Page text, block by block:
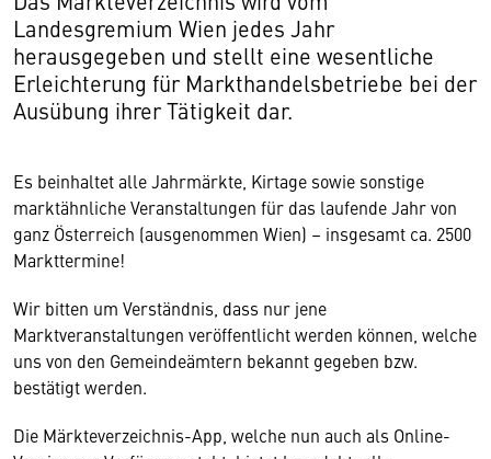
Landesgremium Wien jedes Jahr
herausgegeben und stellt eine wesentliche
Erleichterung für Markthandelsbetriebe bei der
Ausübung ihrer Tätigkeit dar.
Es beinhaltet alle Jahrmärkte, Kirtage sowie sonstige
marktähnliche Veranstaltungen für das laufende Jahr von
ganz Österreich (ausgenommen Wien) – insgesamt ca. 2500
Markttermine!
Wir bitten um Verständnis, dass nur jene
Marktveranstaltungen veröffentlicht werden können, welche
uns von den Gemeindeämtern bekannt gegeben bzw.
bestätigt werden.
Die Märkteverzeichnis-App, welche nun auch als Online-